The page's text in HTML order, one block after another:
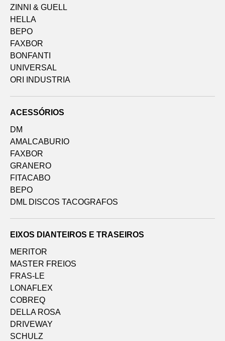
ZINNI & GUELL
HELLA
BEPO
FAXBOR
BONFANTI
UNIVERSAL
ORI INDUSTRIA
ACESSÓRIOS
DM
AMALCABURIO
FAXBOR
GRANERO
FITACABO
BEPO
DML DISCOS TACOGRAFOS
EIXOS DIANTEIROS E TRASEIROS
MERITOR
MASTER FREIOS
FRAS-LE
LONAFLEX
COBREQ
DELLA ROSA
DRIVEWAY
SCHULZ